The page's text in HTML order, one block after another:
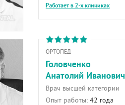
Работает в 2-х клиниках
ОРТОПЕД
Головченко
Анатолий Иванович
Врач высшей категории
Опыт работы:42 года